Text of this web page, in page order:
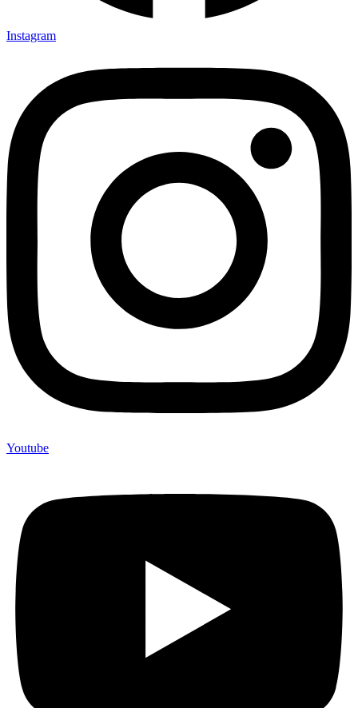
Instagram
Youtube